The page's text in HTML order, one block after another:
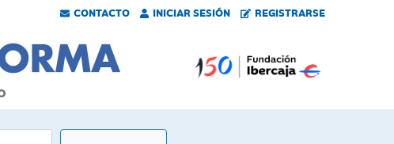
CONTACTO INICIAR SESIÓN REGISTRARSE